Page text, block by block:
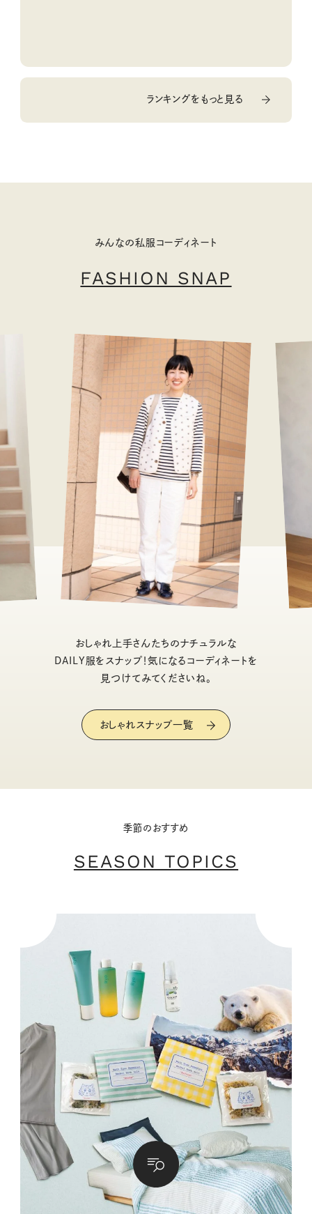
ランキングをもっと見る
みんなの私服コーディネート
FASHION SNAP
おしゃれ上手さんたちのナチュラルな
DAILY服をスナップ！気になるコーディネートを
見つけてみてくださいね。
おしゃれスナップ一覧
季節のおすすめ
SEASON TOPICS